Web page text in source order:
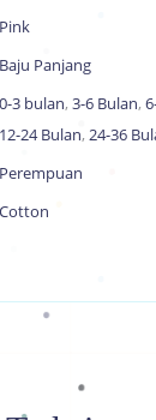
Pink
Baju Panjang
0-3 bulan, 3-6 Bulan,
12-24 Bulan, 24-36
Perempuan
Cotton